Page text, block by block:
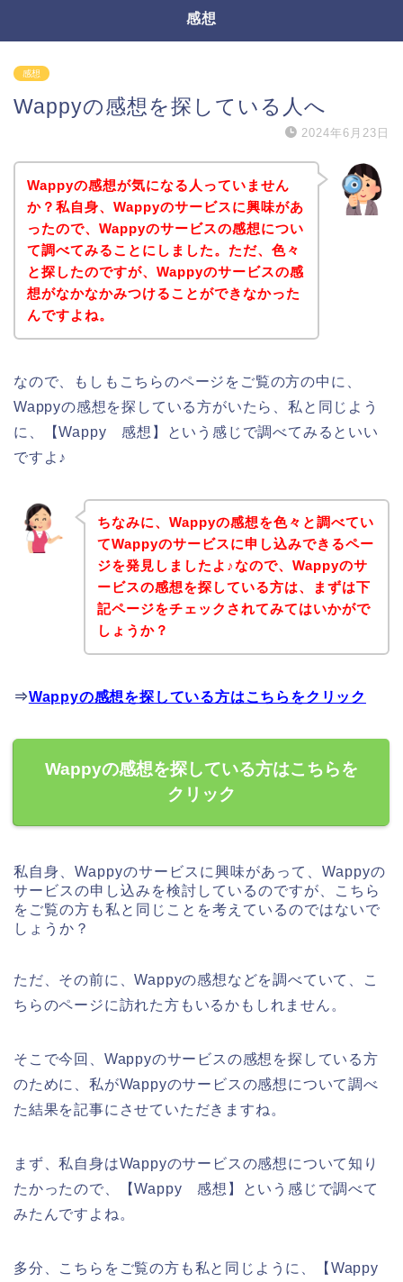
感想
感想
Wappyの感想を探している人へ
2024年6月23日
Wappyの感想が気になる人っていません
か？私自身、Wappyのサービスに興味があ
ったので、Wappyのサービスの感想につい
て調べてみることにしました。ただ、色々
と探したのですが、Wappyのサービスの感
想がなかなかみつけることができなかった
んですよね。
なので、もしもこちらのページをご覧の方の中に、
Wappyの感想を探している方がいたら、私と同じよう
に、【Wappy 感想】という感じで調べてみるといい
ですよ♪
ちなみに、Wappyの感想を色々と調べてい
てWappyのサービスに申し込みできるペー
ジを発見しましたよ♪なので、Wappyのサ
ービスの感想を探している方は、まずは下
記ページをチェックされてみてはいかがで
しょうか？
⇒Wappyの感想を探している方はこちらをクリック
Wappyの感想を探している方はこちらを
クリック
私自身、Wappyのサービスに興味があって、Wappyの
サービスの申し込みを検討しているのですが、こちら
をご覧の方も私と同じことを考えているのではないで
しょうか？
ただ、その前に、Wappyの感想などを調べていて、こ
ちらのページに訪れた方もいるかもしれません。
そこで今回、Wappyのサービスの感想を探している方
のために、私がWappyのサービスの感想について調べ
た結果を記事にさせていただきますね。
まず、私自身はWappyのサービスの感想について知り
たかったので、【Wappy 感想】という感じで調べて
みたんですよね。
多分、こちらをご覧の方も私と同じように、【Wappy